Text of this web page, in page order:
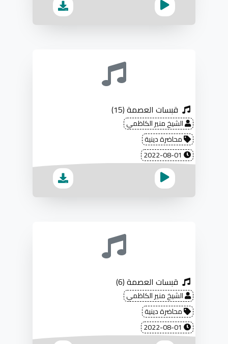
قبسات العصمة (15)
الشيخ منير الكاظمي
محاضرة دينية
قبسات العصمة (6)
الشيخ منير الكاظمي
محاضرة دينية